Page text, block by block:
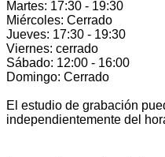
Martes: 17:30 - 19:30
Miércoles: Cerrado
Jueves: 17:30 - 19:30
Viernes: cerrado
Sábado: 12:00 - 16:00
Domingo: Cerrado
El estudio de grabación
independientemente del